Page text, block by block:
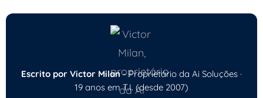
Escrito por Victor Milan- Proprietário da Ai Soluções ·
19 anos em T.I. (desde 2007)